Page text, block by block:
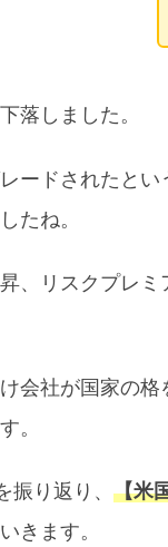
落しました。
ードされたと
たね。
、リスクプレ
会社が国家の
。
振り返り、 【米
きます。